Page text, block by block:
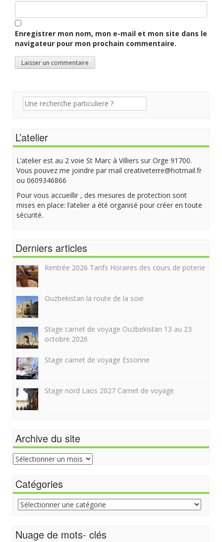
Enregistrer mon nom, mon e-mail et mon site dans le
navigateur pour mon prochain commentaire.
Recherche
pour:
L’atelier
L’atelier est au 2 voie St Marc à Villiers sur Orge 91700.
Vous pouvez me joindre par mail creativeterre@hotmail.fr
ou 0609346866
Pour vous accueillir , des mesures de protection sont
mises en place: l’atelier a été organisé pour créer en toute
sécurité.
Derniers articles
Rentrée 2026 Tarifs Horaires des cours de poterie
Ouzbekistan la route de la soie
Stage carnet de voyage Ouzbekistan 13 au 23
octobre 2026
Stage carnet de voyage Essonne
Stage nord Laos 2027 Carnet de voyage
Archive du site
Archive
du
Catégories
Catégories
Nuage de mots- clés